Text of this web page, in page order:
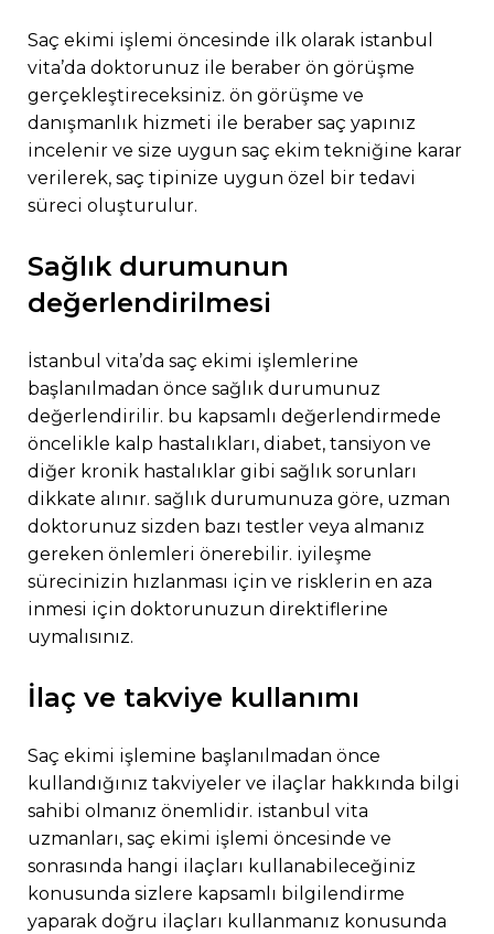
saç ekimi işlemi öncesinde ilk olarak i̇stanbul
vita’da doktorunuz ile beraber ön görüşme
gerçekleştireceksiniz. ön görüşme ve
danışmanlık hizmeti ile beraber saç yapınız
incelenir ve size uygun saç ekim tekniğine karar
verilerek, saç tipinize uygun özel bir tedavi
süreci oluşturulur.
sağlık durumunun
değerlendirilmesi
i̇stanbul vita’da saç ekimi işlemlerine
başlanılmadan önce sağlık durumunuz
değerlendirilir. bu kapsamlı değerlendirmede
öncelikle kalp hastalıkları, diabet, tansiyon ve
diğer kronik hastalıklar gibi sağlık sorunları
dikkate alınır. sağlık durumunuza göre, uzman
doktorunuz sizden bazı testler veya almanız
gereken önlemleri önerebilir. i̇yileşme
sürecinizin hızlanması için ve risklerin en aza
inmesi için doktorunuzun direktiflerine
uymalısınız.
i̇laç ve takviye kullanımı
saç ekimi işlemine başlanılmadan önce
kullandığınız takviyeler ve ilaçlar hakkında bilgi
sahibi olmanız önemlidir. i̇stanbul vita
uzmanları, saç ekimi işlemi öncesinde ve
sonrasında hangi ilaçları kullanabileceğiniz
konusunda sizlere kapsamlı bilgilendirme
yaparak doğru ilaçları kullanmanız konusunda